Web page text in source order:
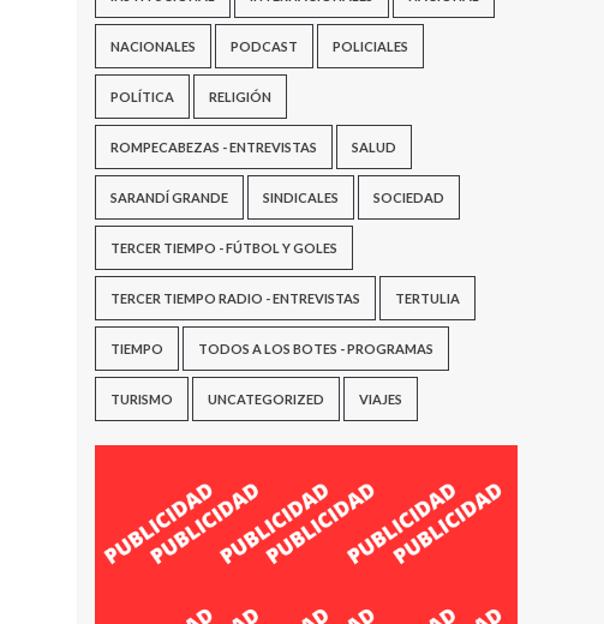
NACIONALES PODCAST POLICIALES
POLÍTICA RELIGIÓN
ROMPECABEZAS - ENTREVISTAS SALUD
SARANDÍ GRANDE SINDICALES SOCIEDAD
TERCER TIEMPO - FÚTBOL Y GOLES
TERCER TIEMPO RADIO - ENTREVISTAS TERTULIA
TIEMPO TODOS A LOS BOTES - PROGRAMAS
TURISMO UNCATEGORIZED VIAJES